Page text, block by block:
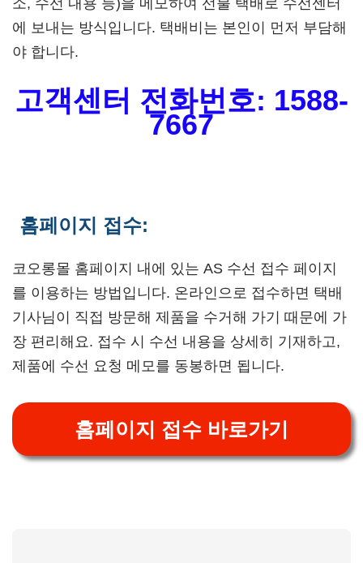
소, 수선 내용 등)을 메모하여 선불 택배로 수선센터
에 보내는 방식입니다. 택배비는 본인이 먼저 부담해
야 합니다.
고객센터 전화번호: 1588-
7667
홈페이지 접수:
코오롱몰 홈페이지 내에 있는 AS 수선 접수 페이지
를 이용하는 방법입니다. 온라인으로 접수하면 택배
기사님이 직접 방문해 제품을 수거해 가기 때문에 가
장 편리해요. 접수 시 수선 내용을 상세히 기재하고,
제품에 수선 요청 메모를 동봉하면 됩니다.
홈페이지 접수 바로가기